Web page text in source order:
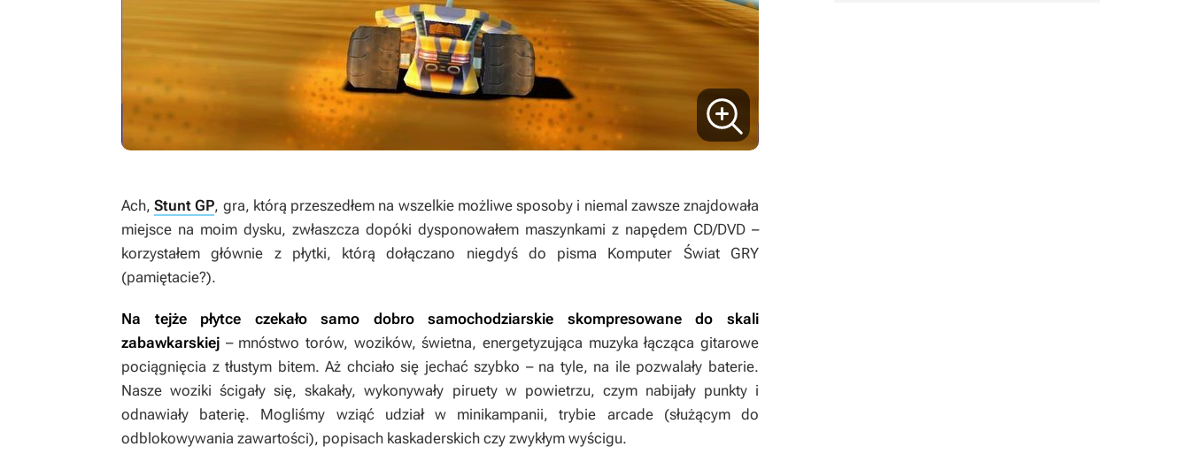
Ach,Stunt GP, gra, którą przeszedłem na wszelkie możliwe sposoby i niemal zawsze znajdowała
miejsce na moim dysku, zwłaszcza dopóki dysponowałem maszynkami z napędem CD/DVD –
korzystałem głównie z płytki, którą dołączano niegdyś do pisma Komputer Świat GRY
(pamiętacie?).
Na tejże płytce czekało samo dobro samochodziarskie skompresowane do skali
zabawkarskiej – mnóstwo torów, wozików, świetna, energetyzująca muzyka łącząca gitarowe
pociągnięcia z tłustym bitem. Aż chciało się jechać szybko – na tyle, na ile pozwalały baterie.
Nasze woziki ścigały się, skakały, wykonywały piruety w powietrzu, czym nabijały punkty i
odnawiały baterię. Mogliśmy wziąć udział w minikampanii, trybie arcade (służącym do
odblokowywania zawartości), popisach kaskaderskich czy zwykłym wyścigu.